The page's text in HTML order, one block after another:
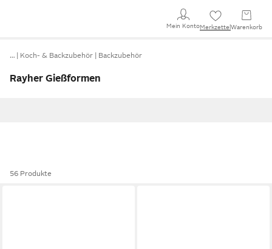
Mein KontoMerkzettel Warenkorb
… Koch- & Backzubehör Backzubehör
Rayher Gießformen
56 Produkte